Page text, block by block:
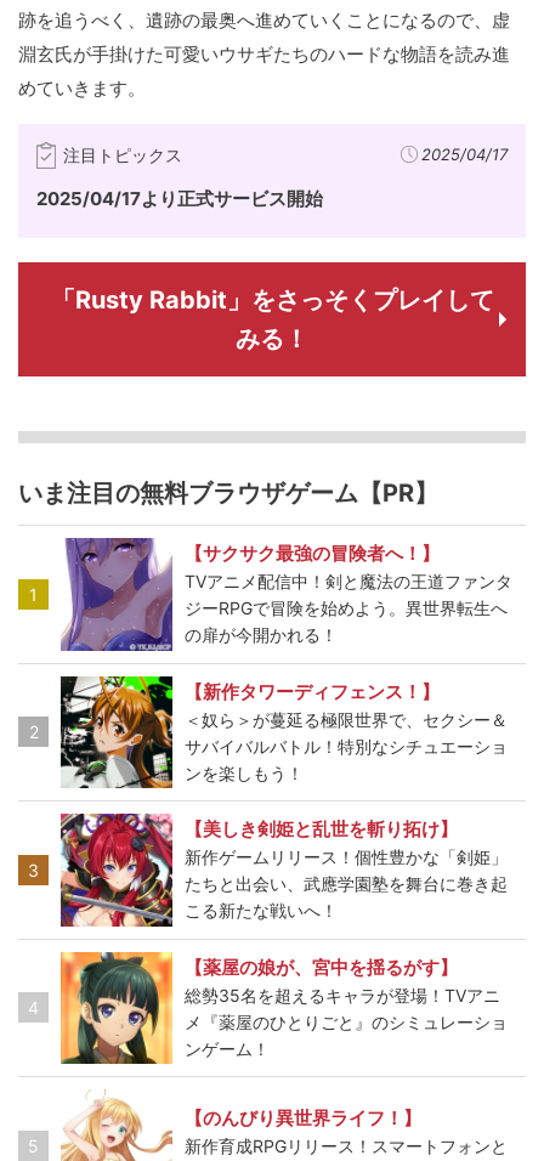
跡を追うべく、遺跡の最奥へ進めていくことになるので、虚
淵玄氏が手掛けた可愛いウサギたちのハードな物語を読み進
めていきます。
注目トピックス 2025/04/17
2025/04/17より正式サービス開始
「Rusty Rabbit」をさっそくプレイして
みる！
いま注目の無料ブラウザゲーム【PR】
1
【サクサク最強の冒険者へ！】
TVアニメ配信中！剣と魔法の王道ファンタ
ジーRPGで冒険を始めよう。異世界転生へ
の扉が今開かれる！
2
【新作タワーディフェンス！】
＜奴ら＞が蔓延る極限世界で、セクシー＆
サバイバルバトル！特別なシチュエーショ
ンを楽しもう！
3
【美しき剣姫と乱世を斬り拓け】
新作ゲームリリース！個性豊かな「剣姫」
たちと出会い、武應学園塾を舞台に巻き起
こる新たな戦いへ！
4
【薬屋の娘が、宮中を揺るがす】
総勢35名を超えるキャラが登場！TVアニ
メ『薬屋のひとりごと』のシミュレーショ
ンゲーム！
5
【のんびり異世界ライフ！】
新作育成RPGリリース！スマートフォンと